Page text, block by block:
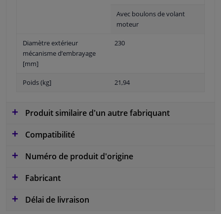
Avec boulons de volant
moteur
Diamètre extérieur
mécanisme d’embrayage
[mm]
230
Poids (kg] 21,94
Produit similaire d'un autre fabriquant
Compatibilité
Numéro de produit d'origine
Fabricant
Délai de livraison